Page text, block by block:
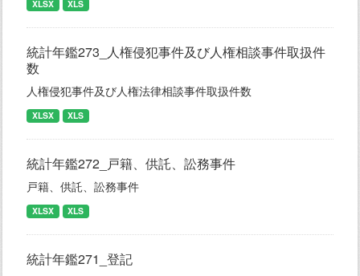
XLSX XLS
統計年鑑273_人権侵犯事件及び人権相談事件取扱件
数
人権侵犯事件及び人権法律相談事件取扱件数
XLSX XLS
統計年鑑272_戸籍、供託、訟務事件
戸籍、供託、訟務事件
XLSX XLS
統計年鑑271_登記